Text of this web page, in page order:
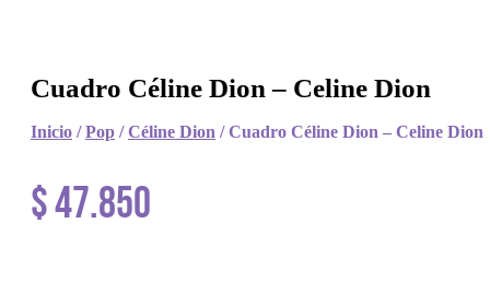
Cuadro Céline Dion – Celine Dion
Inicio /Pop /Céline Dion / Cuadro Céline Dion – Celine Dion
$47.850